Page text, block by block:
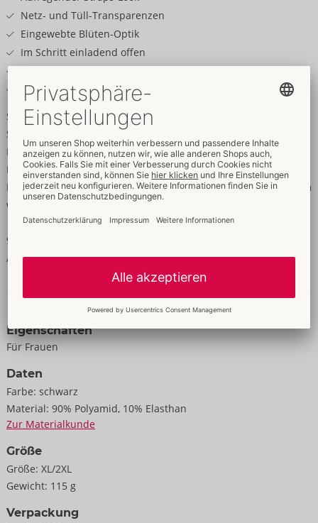
Netz- und Tüll-Transparenzen
Eingewebte Blüten-Optik
Im Schritt einladend offen
Zehenpartie verstärkt
Elastisch & weich für hohen Tragekomfort
Strapshemd und Strümpfe in einem!
Schwarzer Catsuit ouvert F240 von Obsessive in verschiedenen
Netz- und Tüll-Transparenzen mit eingewebter Blüten-Optik.
Im verführerischen Straps-Look mit offenem Schritt. Mit
Neckholder, rückenfrei. Mit Fuß, Zehenpartie verstärkt. Rundum
weich und elastisch für hohen Tragekomfort.
90% Polyamid, 10% Elasthan.
Achtung – Obsessive hat eine separate Größentabelle.
Daten & Eigenschaften
Eigenschaften
Für Frauen
Daten
Farbe: schwarz
Material: 90% Polyamid, 10% Elasthan
Zur Materialkunde
Größe
Größe: XL/2XL
Gewicht: 115 g
Verpackung